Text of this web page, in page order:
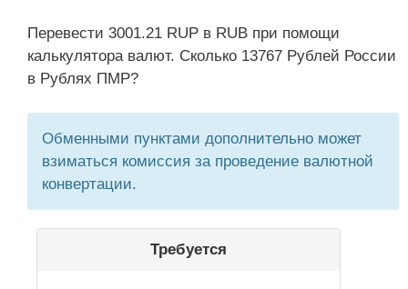
Перевести 3001.21 RUP в RUB при помощи
калькулятора валют. Сколько 13767 Рублей России
в Рублях ПМР?
Обменными пунктами дополнительно может
взиматься комиссия за проведение валютной
конвертации.
Требуется